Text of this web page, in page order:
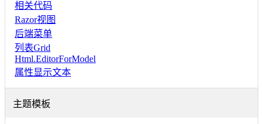
相关代码
Razor视图
后端菜单
列表Grid
Html.EditorForModel
属性显示文本
主题模板